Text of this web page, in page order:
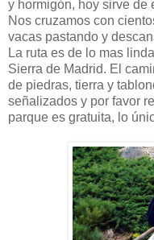
y hormigón, hoy sirve de
Nos cruzamos con
vacas pastando y
La ruta es de lo mas
Sierra de Madrid. El
de piedras, tierra y
señalizados y por favor
parque es gratuita, lo